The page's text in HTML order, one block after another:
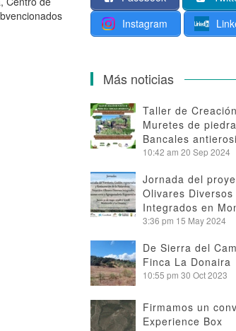
Instagram
Más noticias
Taller de
Muretes de
Bancales
10:42 am 20 Sep 2024
Jornada del
Olivares Diversos
Integrados en
3:36 pm 15 May 2024
De Sierra del
Finca La Donaira
10:55 pm 30 Oct 2023
Firmamos un
Experience Box